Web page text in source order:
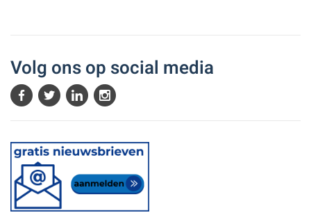
Volg ons op social media